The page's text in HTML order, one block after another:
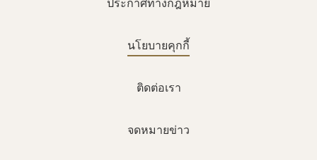
นโยบายคุกกี้
ติดต่อเรา
จดหมายข่าว